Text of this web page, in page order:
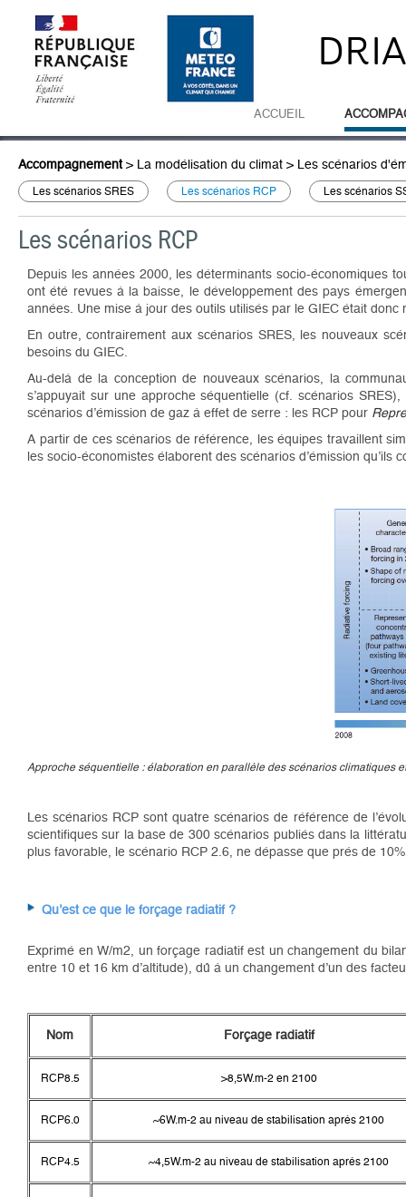
ACCUEIL
Accompagnement> La modélisation du climat > Les scénarios
Les scénarios SRES Les scénarios RCP Les scénarios
Les scénarios RCP
Depuis les années 2000, les déterminants socio-économiques
ont été revues à la baisse, le développement des pays
années. Une mise à jour des outils utilisés par le GIEC était donc
En outre, contrairement aux scénarios SRES, les nouveaux
besoins du GIEC.
Au-delà de la conception de nouveaux scénarios, la
s’appuyait sur une approche séquentielle (cf. scénarios
scénarios d’émission de gaz à effet de serre : les RCP pour
A partir de ces scénarios de référence, les équipes travaillent
les socio-économistes élaborent des scénarios d’émission
Approche séquentielle : élaboration en parallèle des scénarios climatiques
Les scénarios RCP sont quatre scénarios de référence de
scientifiques sur la base de 300 scénarios publiés dans la
plus favorable, le scénario RCP 2.6, ne dépasse que prés de 10%
Qu’est ce que le forçage radiatif ?
Exprimé en W/m2, un forçage radiatif est un changement du
entre 10 et 16 km d’altitude), dû à un changement d’un des
Nom Forçage radiatif
RCP8.5 >8,5W.m-2 en 2100
RCP6.0 ~6W.m-2 au niveau de stabilisation après 2100
RCP4.5 ~4,5W.m-2 au niveau de stabilisation après 2100